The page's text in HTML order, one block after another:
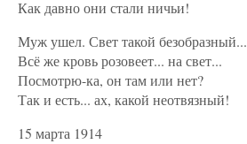
Как давно они стали ничьи!
Муж ушел. Свет такой безобразный...
Всё же кровь розовеет... на свет...
Посмотрю-ка, он там или нет?
Так и есть... ах, какой неотвязный!
15 марта 1914